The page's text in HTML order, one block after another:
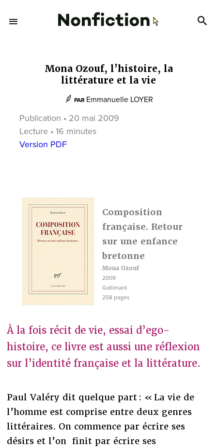
Mona Ozouf, l’histoire, la
littérature et la vie
PAR Emmanuelle LOYER
Publication • 20 mai 2009
Lecture • 16 minutes
Version PDF
Composition
française. Retour
sur une enfance
bretonne
Mona Ozouf
2009
Gallimard
258 pages
À la fois récit de vie, essai d’ego-
histoire, ce livre est aussi une réflexion
sur l’identité française et la littérature.
Paul Valéry dit quelque part : « La vie de
l’homme est comprise entre deux genres
littéraires. On commence par écrire ses
désirs et l’on finit par écrire ses